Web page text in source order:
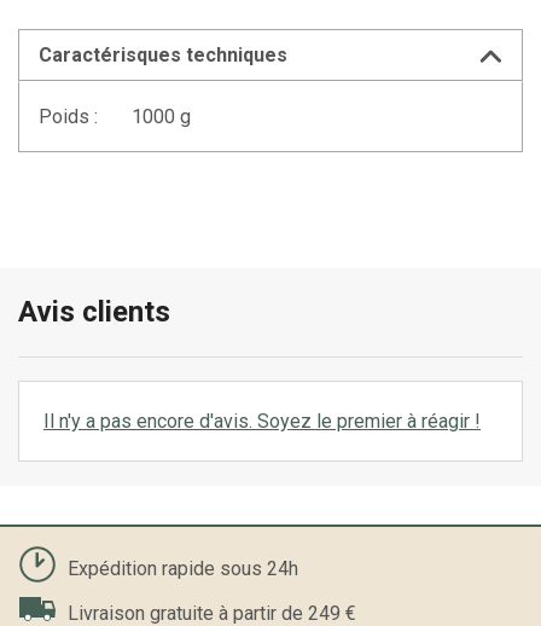
Caractérisques techniques
Poids : 1000 g
Avis clients
Il n'y a pas encore d'avis. Soyez le premier à réagir !
Expédition rapide sous 24h
Livraison gratuite à partir de 249 €